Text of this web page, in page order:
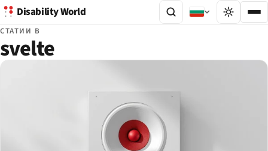
Disability World
СТАТИИ В
svelte